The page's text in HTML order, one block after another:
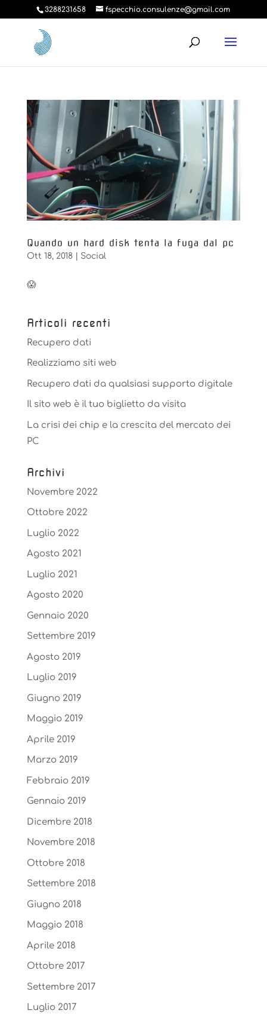
3288231658 fspecchio.consulenze@gmail.com
Quando un hard disk tenta la fuga dal pc
Ott 18, 2018| Social
😱
Articoli recenti
Recupero dati
Realizziamo siti web
Recupero dati da qualsiasi supporto digitale
Il sito web è il tuo biglietto da visita
La crisi dei chip e la crescita del mercato dei
PC
Archivi
Novembre 2022
Ottobre 2022
Luglio 2022
Agosto 2021
Luglio 2021
Agosto 2020
Gennaio 2020
Settembre 2019
Agosto 2019
Luglio 2019
Giugno 2019
Maggio 2019
Aprile 2019
Marzo 2019
Febbraio 2019
Gennaio 2019
Dicembre 2018
Novembre 2018
Ottobre 2018
Settembre 2018
Giugno 2018
Maggio 2018
Aprile 2018
Ottobre 2017
Settembre 2017
Luglio 2017